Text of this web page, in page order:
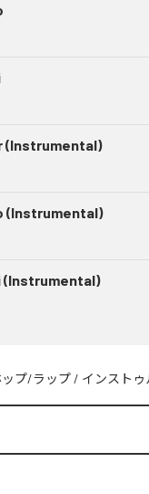
(Instrumental)
(Instrumental)
(Instrumental)
ップ/ラップ / インスト